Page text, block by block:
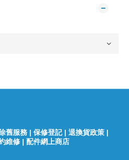
舊服務 | 保修登記| 退換貨政策 |
維修 | 配件網上商店